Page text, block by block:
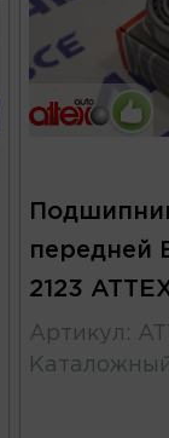
передней
2123
Артикул :